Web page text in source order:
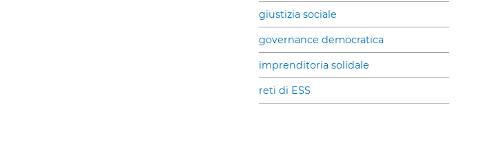
giustizia sociale
governance democratica
imprenditoria solidale
reti di ESS